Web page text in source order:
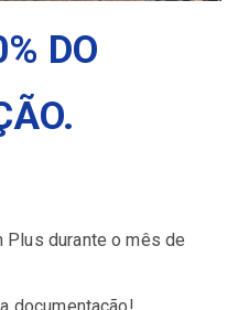
DO
Plus durante o mês de
documentação!